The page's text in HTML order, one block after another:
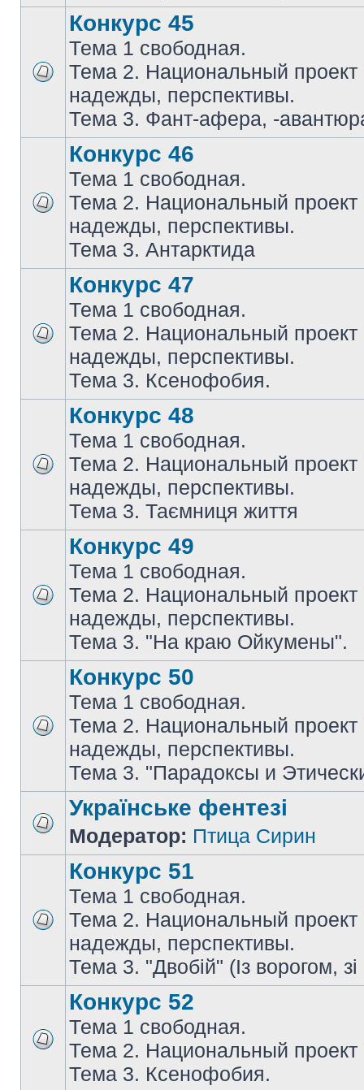
Конкурс 45
Тема 1 свободная.
Тема 2. Национальный
надежды, перспективы.
Тема 3. Фант-афера, -
Конкурс 46
Тема 1 свободная.
Тема 2. Национальный
надежды, перспективы.
Тема 3. Антарктида
Конкурс 47
Тема 1 свободная.
Тема 2. Национальный
надежды, перспективы.
Тема 3. Ксенофобия.
Конкурс 48
Тема 1 свободная.
Тема 2. Национальный
надежды, перспективы.
Тема 3. Таємниця життя
Конкурс 49
Тема 1 свободная.
Тема 2. Национальный
надежды, перспективы.
Тема 3. "На краю Ойкумены".
Конкурс 50
Тема 1 свободная.
Тема 2. Национальный
надежды, перспективы.
Тема 3. "Парадоксы и
Українське фентезі
Модератор: Птица Сирин
Конкурс 51
Тема 1 свободная.
Тема 2. Национальный
надежды, перспективы.
Тема 3. "Двобій" (Із ворогом,
Конкурс 52
Тема 1 свободная.
Тема 2. Национальный проект
Тема 3. Ксенофобия.